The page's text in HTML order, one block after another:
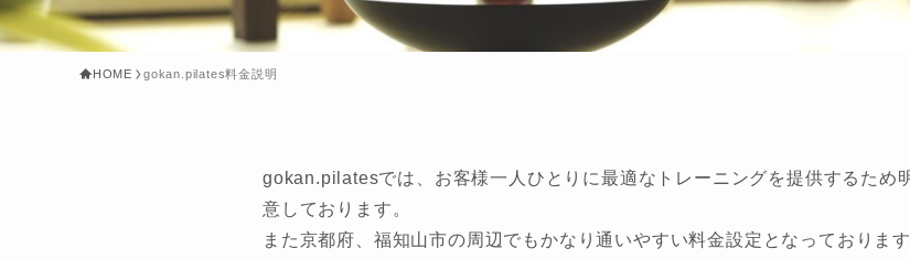
HOME gokan.pilates料金説明
gokan.pilatesでは、お客様一人ひとりに最適なトレーニングを提供するため
意しております。
また京都府、福知山市の周辺でもかなり通いやすい料金設定となっております